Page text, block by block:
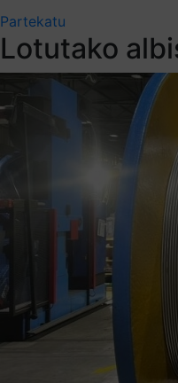
Partekatu
Lotutako